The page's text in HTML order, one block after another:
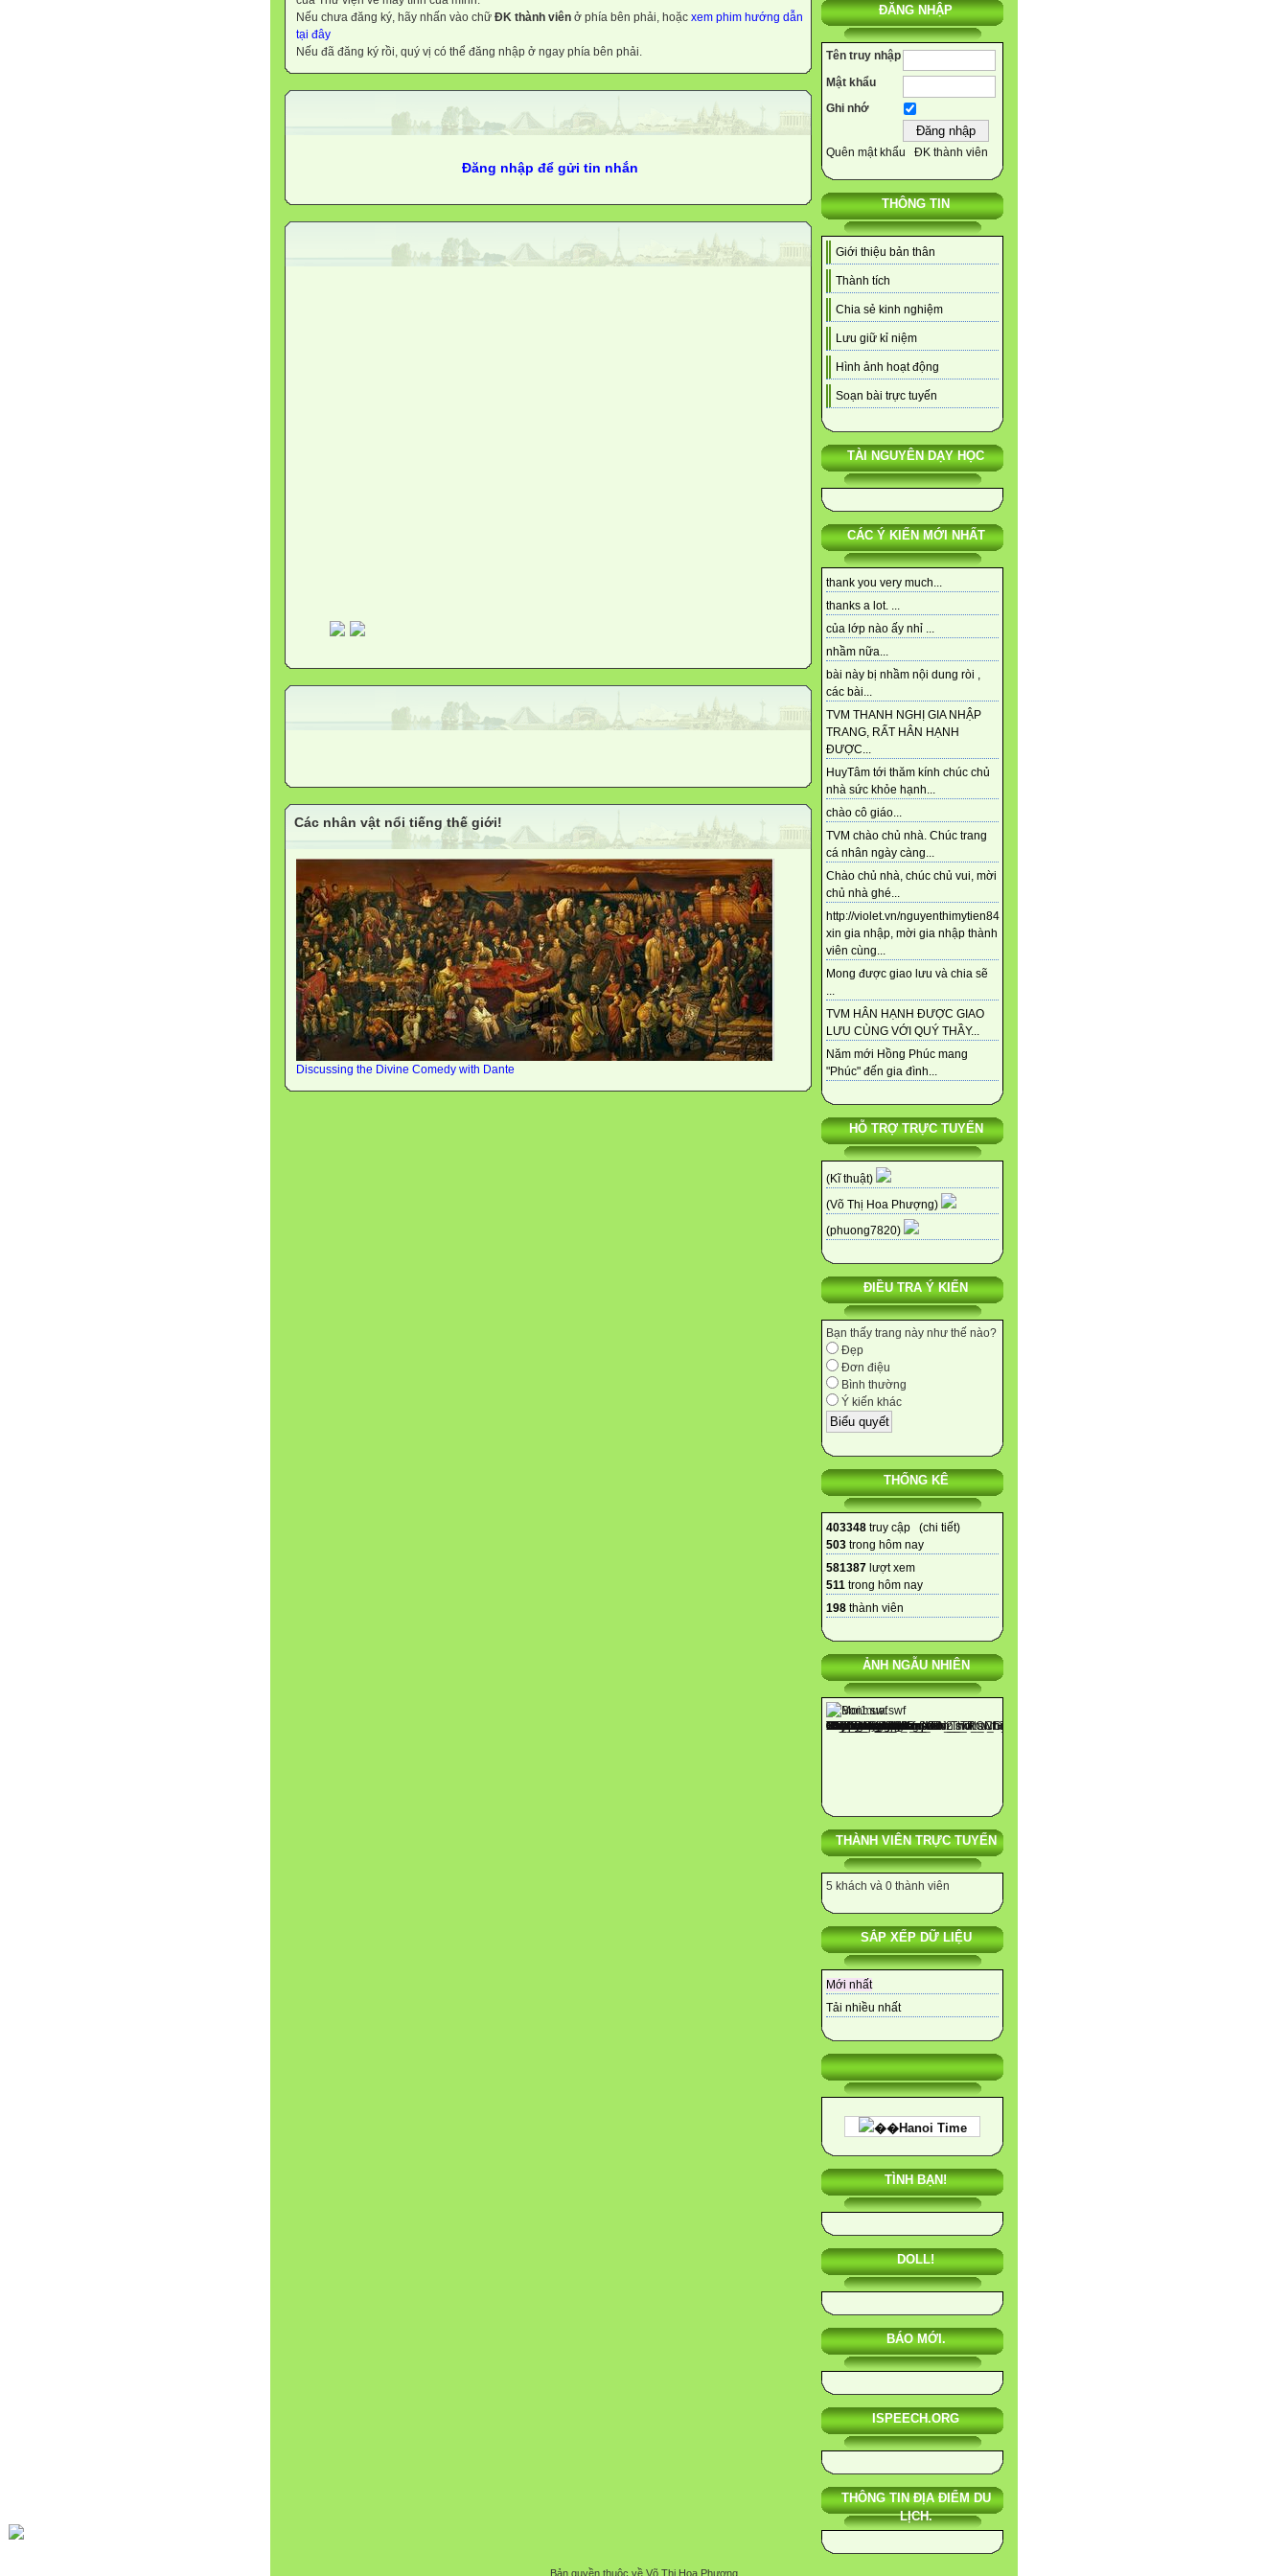
ĐĂNG NHẬP
Tên truy nhập
Mật khẩu
Ghi nhớ
Quên mật khẩu ĐK thành viên
THÔNG TIN
Giới thiệu bản thân
Thành tích
Chia sẻ kinh nghiệm
Lưu giữ kỉ niệm
Hình ảnh hoạt động
Soạn bài trực tuyến
TÀI NGUYÊN DẠY HỌC
CÁC Ý KIẾN MỚI NHẤT
thank you very much...
thanks a lot. ...
của lớp nào ấy nhỉ ...
nhầm nữa...
bài này bị nhầm nội dung ròi ,
các bài...
TVM THANH NGHỊ GIA NHẬP
TRANG, RẤT HÂN HẠNH
ĐƯỢC...
HuyTâm tới thăm kính chúc chủ
nhà sức khỏe hạnh...
chào cô giáo...
TVM chào chủ nhà. Chúc trang
cá nhân ngày càng...
Chào chủ nhà, chúc chủ vui, mời
chủ nhà ghé...
http://violet.vn/nguyenthimytien84
xin gia nhập, mời gia nhập thành
viên cùng...
Mong được giao lưu và chia sẽ
...
TVM HÂN HẠNH ĐƯỢC GIAO
LƯU CÙNG VỚI QUÝ THẦY...
Năm mới Hồng Phúc mang
"Phúc" đến gia đình...
HỖ TRỢ TRỰC TUYẾN
(Kĩ thuật)
(Võ Thị Hoa Phượng)
(phuong7820)
ĐIỀU TRA Ý KIẾN
Bạn thấy trang này như thế nào?
Đẹp
Đơn điệu
Bình thường
Ý kiến khác
THỐNG KÊ
403348 truy cập (chi tiết)
503 trong hôm nay
581387 lượt xem
511 trong hôm nay
198 thành viên
ẢNH NGẪU NHIÊN
THÀNH VIÊN TRỰC TUYẾN
5 khách và 0 thành viên
SẮP XẾP DỮ LIỆU
Mới nhất
Tải nhiều nhất
��Hanoi Time
TÌNH BẠN!
DOLL!
BÁO MỚI.
ISPEECH.ORG
THÔNG TIN ĐỊA ĐIỂM DU
LỊCH.
Nếu chưa đăng ký, hãy nhấn vào chữ ĐK thành viên ở phía bên phải, hoặc xem phim hướng dẫn
tại đây
Nếu đã đăng ký rồi, quý vị có thể đăng nhập ở ngay phía bên phải.
Đăng nhập để gửi tin nhắn
Các nhân vật nổi tiếng thế giới!
Discussing the Divine Comedy with Dante
Bản quyền thuộc về Võ Thị Hoa Phượng